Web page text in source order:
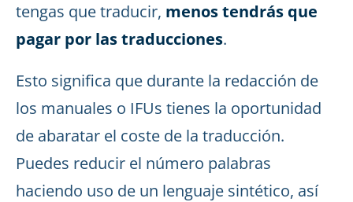
tengas que traducir, menos tendrás que
pagar por las traducciones.
Esto significa que durante la redacción de
los manuales o IFUs tienes la oportunidad
de abaratar el coste de la traducción.
Puedes reducir el número palabras
haciendo uso de un lenguaje sintético, así